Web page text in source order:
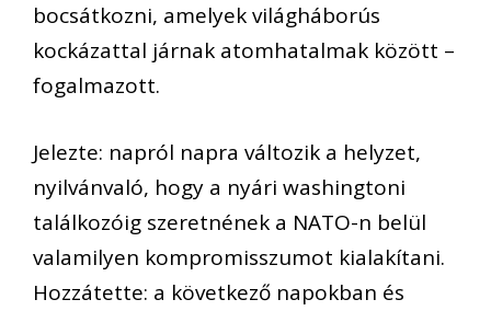
bocsátkozni, amelyek világháborús
kockázattal járnak atomhatalmak között –
fogalmazott.
Jelezte: napról napra változik a helyzet,
nyilvánvaló, hogy a nyári washingtoni
találkozóig szeretnének a NATO-n belül
valamilyen kompromisszumot kialakítani.
Hozzátette: a következő napokban és